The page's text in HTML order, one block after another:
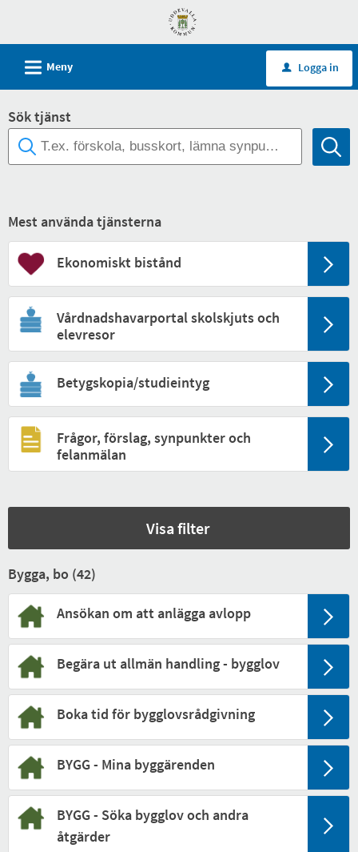
självservice
kommun
L Meny u Logga in
Sök tjänst
Mest använda tjänsterna
Ekonomiskt bistånd
Vårdnadshavarportal skolskjuts och
elevresor
Betygskopia/studieintyg
Frågor, förslag, synpunkter och
felanmälan
Visa filter
Bygga, bo (42)
Ansökan om att anlägga avlopp
Begära ut allmän handling - bygglov
Boka tid för bygglovsrådgivning
BYGG - Mina byggärenden
BYGG - Söka bygglov och andra
åtgärder